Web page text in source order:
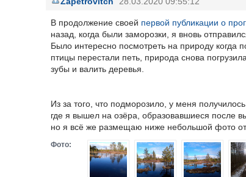
В продолжение своей первой публикации о
назад, когда были заморозки, я вновь
Было интересно посмотреть на природу когда
птицы перестали петь, природа снова
зубы и валить деревья.
Из за того, что подморозило, у меня
где я вышел на озёра, образовавшиеся после
но я всё же размещаю ниже небольшой фото
Фото: